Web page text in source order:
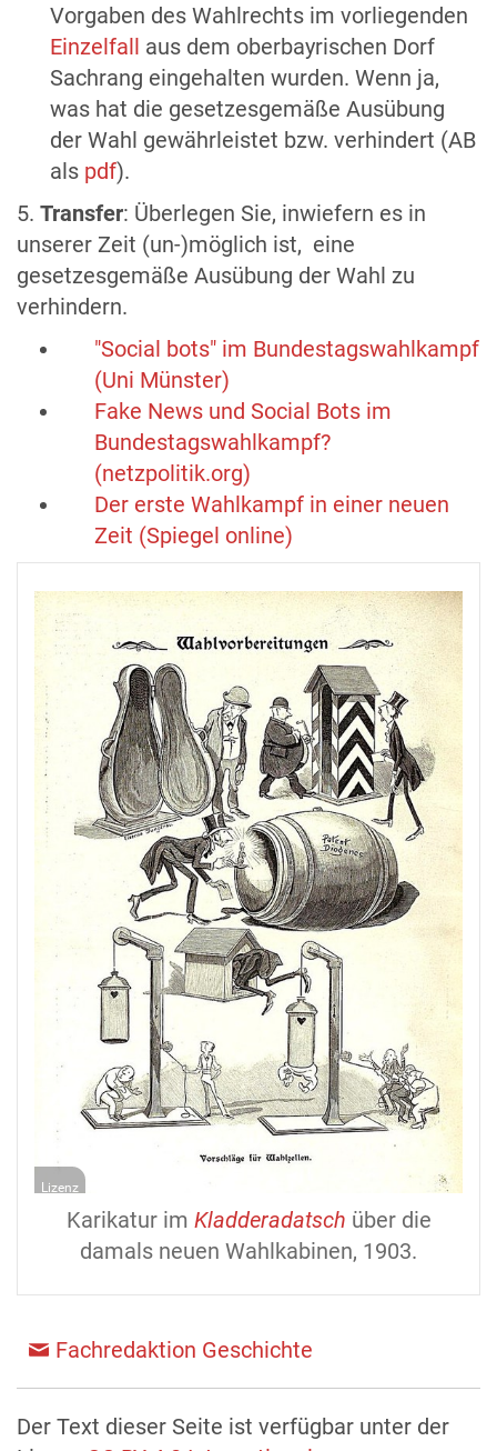
Vorgaben des Wahlrechts im vorliegenden
Einzelfall aus dem oberbayrischen Dorf
Sachrang eingehalten wurden. Wenn ja,
was hat die gesetzesgemäße Ausübung
der Wahl gewährleistet bzw. verhindert (AB
als pdf).
5. Transfer: Überlegen Sie, inwiefern es in
unserer Zeit (un-)möglich ist, eine
gesetzesgemäße Ausübung der Wahl zu
verhindern.
"Social bots" im Bundestagswahlkampf
(Uni Münster)
Fake News und Social Bots im
Bundestagswahlkampf?
(netzpolitik.org)
Der erste Wahlkampf in einer neuen
Zeit (Spiegel online)
Lizenz
Karikatur im Kladderadatsch über die
damals neuen Wahlkabinen, 1903.
Fachredaktion Geschichte
Der Text dieser Seite ist verfügbar unter der